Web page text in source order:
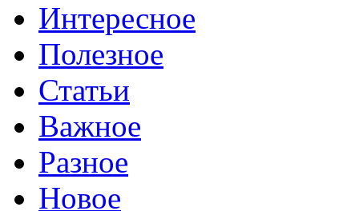
Интересное
Полезное
Статьи
Важное
Разное
Новое